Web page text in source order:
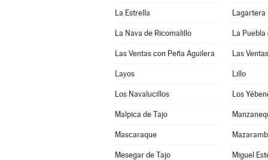
La Estrella Lagartera
La Nava de Ricomalillo La Puebla
Las Ventas con Peña Aguilera Las
Layos Lillo
Los Navalucillos Los
Malpica de Tajo
Mascaraque
Mesegar de Tajo Miguel